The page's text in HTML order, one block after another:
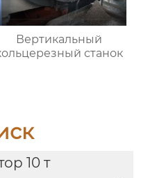
Вертикальный
станок
10 т